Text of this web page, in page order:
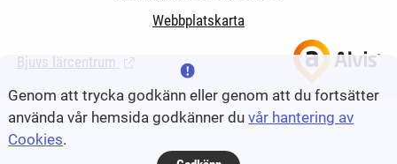
Webbplatskarta
Bjuvs lärcentrum (Länk till extern sida.)
Genom att trycka godkänn eller genom att du fortsätter
använda vår hemsida godkänner duvår hantering av
Cookies.